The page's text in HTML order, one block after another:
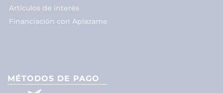
Artículos de interés
Financiación con Aplazame
MÉTODOS DE PAGO